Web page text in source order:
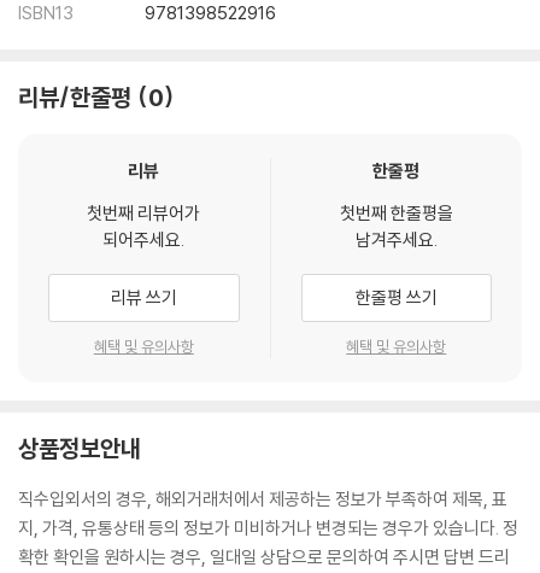
ISBN13
9781398522916
리뷰/한줄평 0
리뷰
첫번째 리뷰어가
되어주세요.
리뷰 쓰기
혜택 및 유의사항
한줄평
첫번째 한줄평을
남겨주세요.
한줄평 쓰기
혜택 및 유의사항
상품정보안내
직수입외서의 경우, 해외거래처에서 제공하는 정보가 부족하여 제목, 표
지, 가격, 유통상태 등의 정보가 미비하거나 변경되는 경우가 있습니다. 정
확한 확인을 원하시는 경우, 일대일 상담으로 문의하여 주시면 답변 드리